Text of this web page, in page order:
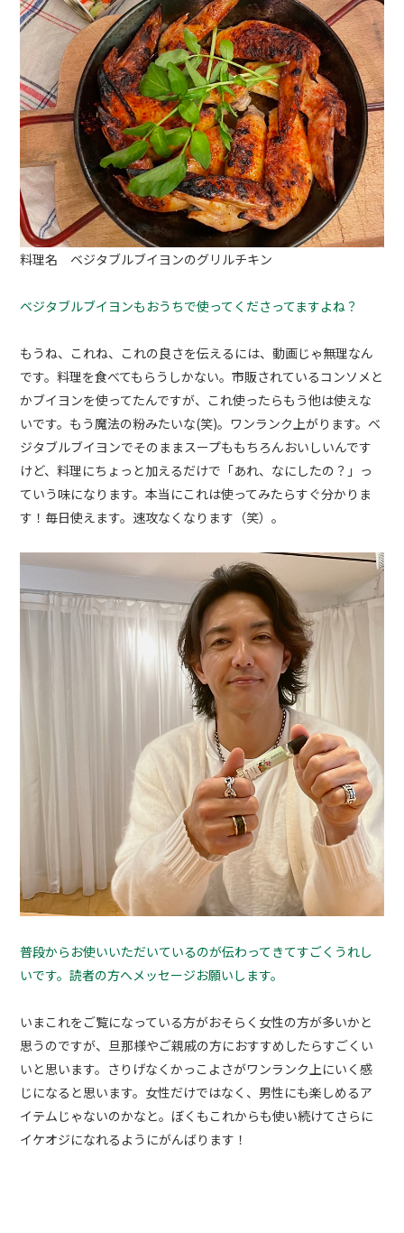
料理名 ベジタブルブイヨンのグリルチキン
ベジタブルブイヨンもおうちで使ってくださってますよね？
もうね、これね、これの良さを伝えるには、動画じゃ無理なん
です。料理を食べてもらうしかない。市販されているコンソメと
かブイヨンを使ってたんですが、これ使ったらもう他は使えな
いです。もう魔法の粉みたいな(笑)。ワンランク上がります。ベ
ジタブルブイヨンでそのままスープももちろんおいしいんです
けど、料理にちょっと加えるだけで「あれ、なにしたの？」っ
ていう味になります。本当にこれは使ってみたらすぐ分かりま
す！毎日使えます。速攻なくなります（笑）。
普段からお使いいただいているのが伝わってきてすごくうれし
いです。読者の方へメッセージお願いします。
いまこれをご覧になっている方がおそらく女性の方が多いかと
思うのですが、旦那様やご親戚の方におすすめしたらすごくい
いと思います。さりげなくかっこよさがワンランク上にいく感
じになると思います。女性だけではなく、男性にも楽しめるア
イテムじゃないのかなと。ぼくもこれからも使い続けてさらに
イケオジになれるようにがんばります！